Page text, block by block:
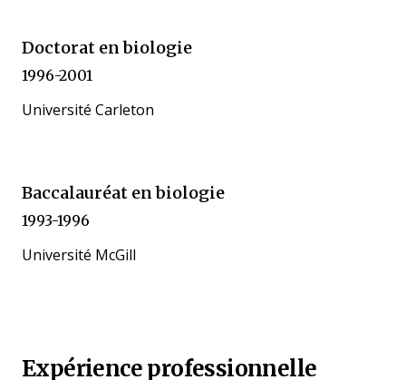
Doctorat en biologie
1996-2001
Université Carleton
Baccalauréat en biologie
1993-1996
Université McGill
Expérience professionnelle